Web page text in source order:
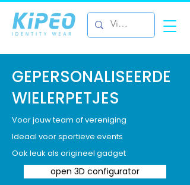
GEPERSONALISEERDE
WIELERPETJES
Voor jouw team of vereniging
Ideaal voor sportieve events
Ook leuk als origineel gadget
open 3D configurator